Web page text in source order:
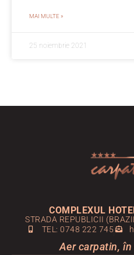
MAI MULTE »
25 noiembrie 2021
COMPLEXUL
STRADA REPUBLICII
TEL: 0748 222 745
Aer carpatin,